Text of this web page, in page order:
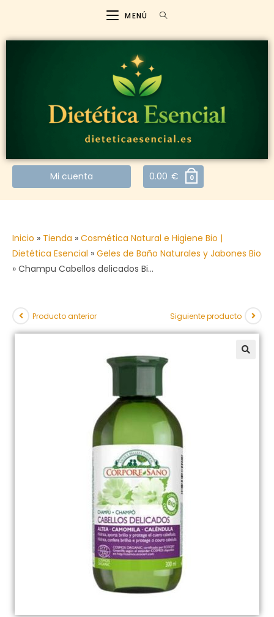
MENÚ
Mi cuenta 0.00 € 0
Inicio » Tienda » Cosmética Natural e Higiene Bio |
Dietética Esencial » Geles de Baño Naturales y Jabones Bio
» Champu Cabellos delicados Bi…
Producto anterior Siguiente producto